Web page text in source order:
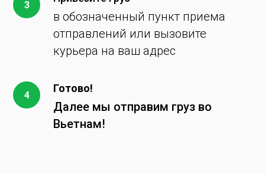
в обозначенный пункт приема
отправлений или вызовите
курьера на ваш адрес
Готово!
Далее мы отправим груз во
Вьетнам!